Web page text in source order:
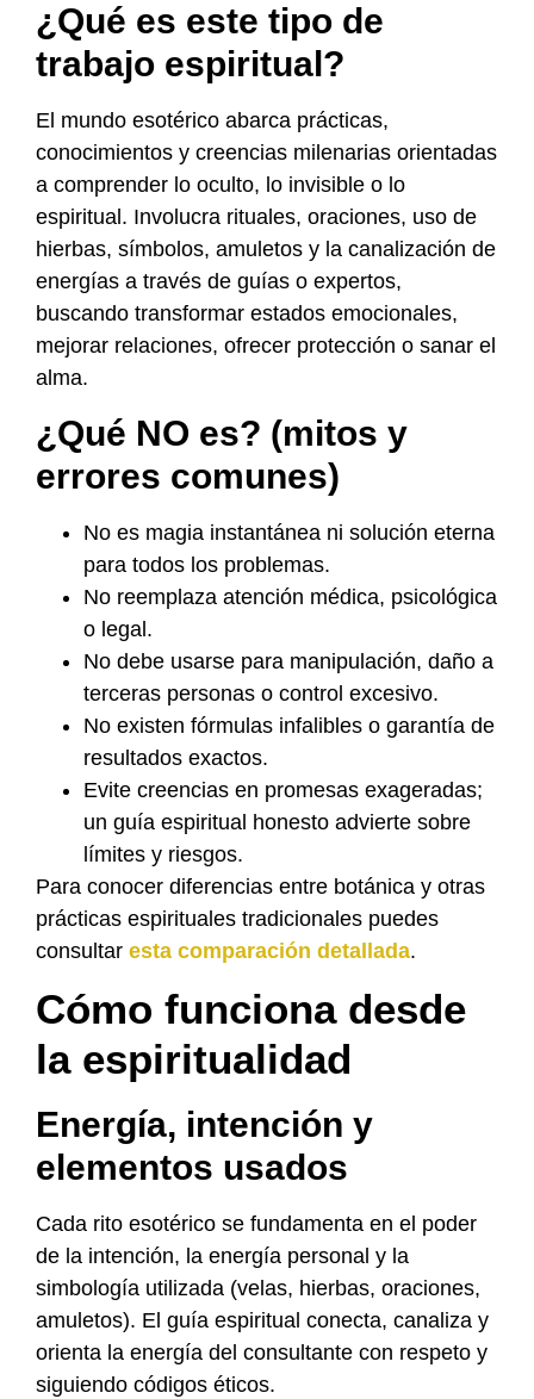
¿Qué es este tipo de
trabajo espiritual?
El mundo esotérico abarca prácticas,
conocimientos y creencias milenarias orientadas
a comprender lo oculto, lo invisible o lo
espiritual. Involucra rituales, oraciones, uso de
hierbas, símbolos, amuletos y la canalización de
energías a través de guías o expertos,
buscando transformar estados emocionales,
mejorar relaciones, ofrecer protección o sanar el
alma.
¿Qué NO es? (mitos y
errores comunes)
No es magia instantánea ni solución eterna
para todos los problemas.
No reemplaza atención médica, psicológica
o legal.
No debe usarse para manipulación, daño a
terceras personas o control excesivo.
No existen fórmulas infalibles o garantía de
resultados exactos.
Evite creencias en promesas exageradas;
un guía espiritual honesto advierte sobre
límites y riesgos.
Para conocer diferencias entre botánica y otras
prácticas espirituales tradicionales puedes
consultar esta comparación detallada.
Cómo funciona desde
la espiritualidad
Energía, intención y
elementos usados
Cada rito esotérico se fundamenta en el poder
de la intención, la energía personal y la
simbología utilizada (velas, hierbas, oraciones,
amuletos). El guía espiritual conecta, canaliza y
orienta la energía del consultante con respeto y
siguiendo códigos éticos.